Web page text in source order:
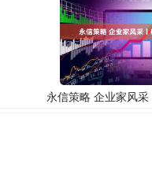
永信策略 企业家风采